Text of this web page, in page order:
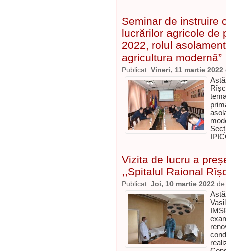
Seminar de instruire
lucrărilor agricole de
2022, rolul
agricultura modernă”
Publicat: Vineri, 11 martie 2022
Vizita de lucru a
,,Spitalul Raional
Publicat: Joi, 10 martie 2022